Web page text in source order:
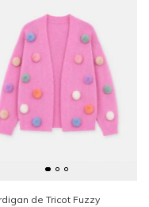
de Tricot Fuzzy